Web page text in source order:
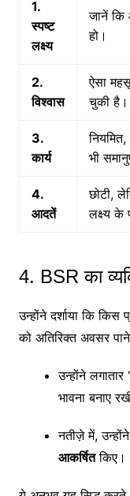
1.
स्पष्ट
लक्ष्य
जानें कि
हो।
2.
विश्वास
ऐसा
चुकी है।
3.
कार्य
भी
4.
आदतें
छोटी,
लक्ष्य के
4. BSR का
उन्होंने दर्शाया कि
को अतिरिक्त अवसर
उन्होंने
भावना बनाए
नतीज़े में,
आकर्षितकिए।